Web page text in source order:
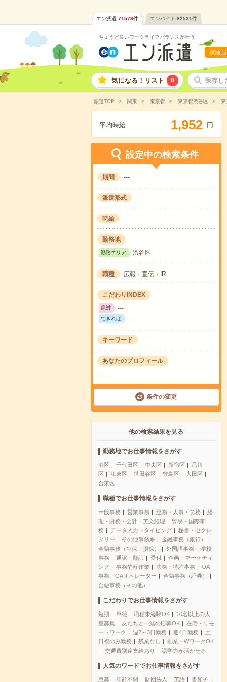
エン派遣 71573件 エンバイト 82531件
ちょうど良いワークライフバランスが叶う
関東版
気になる！リスト 0 保存し
派遣TOP 関東 東京都 東京都渋谷区 東
平均時給: 1,952 円
設定中の検索条件
期間 ---
派遣形式 ---
時給 ---
勤務地
勤務エリア 渋谷区
職種 広報・宣伝・IR
こだわりINDEX
絶対 ---
できれば ---
キーワード ---
あなたのプロフィール
---
条件の変更
他の検索結果を見る
勤務地でお仕事情報をさがす
港区 千代田区 中央区 新宿区
品川
区
江東区 世田谷区 豊島区
大田区
台東区
職種でお仕事情報をさがす
一般事務 営業事務 総務・人事・労務
経
理・財務・会計・英文経理
貿易・国際事
務
データ入力・タイピング
秘書・セクレ
タリー
その他事務系
金融事務（銀行）
金融事務（生保・損保）
外国語事務
学校
事務
通訳・翻訳 受付
企画・マーケティ
ング
事務的軽作業 法務・特許事務
OA
事務・OAオペレーター
金融事務（証券）
金融事務（その他）
こだわりでお仕事情報をさがす
短期 単発 職種未経験OK
10名以上の大
量募集
友だちと一緒の応募OK
在宅・リモ
ートワーク
週2～3日勤務 週4日勤務
土
日祝のみ勤務
残業なし
副業・WワークOK
交通費別途支給あり
語学力が活かせる
人気のワードでお仕事情報をさがす
急募 年齢不問 財団法人 英語
書類チェ